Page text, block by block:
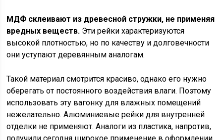
МДФ склеивают из древесной стружки, не применяя
вредных веществ. Эти рейки характеризуются
высокой плотностью, но по качеству и долговечности
они уступают деревянным аналогам.
Такой материал смотрится красиво, однако его нужно
оберегать от постоянного воздействия влаги. Поэтому
использовать эту вагонку для влажных помещений
нежелательно. Алюминиевые рейки для внутренней
отделки не применяют. Аналоги из пластика, напротив,